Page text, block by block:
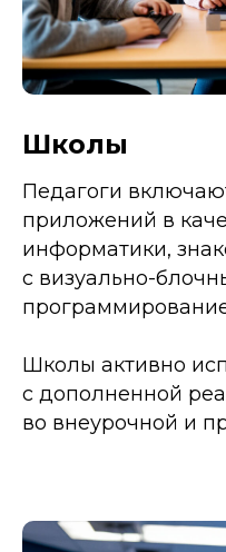
Школы
Педагоги
приложений в
информатики,
с визуально-
Школы активно
с дополненной
во внеурочной и